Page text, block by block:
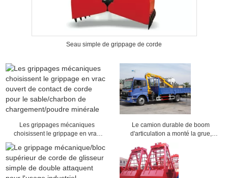
Seau simple de grippage de corde
Les grippages mécaniques
choisissent le grippage en vrac
ouvert de contact de corde pour le
sable/charbon de
chargement/poudre minérale
Le camion durable de boom
d'articulation a monté la grue,
augmenter de câble métallique et
avale 3200 kilogrammes